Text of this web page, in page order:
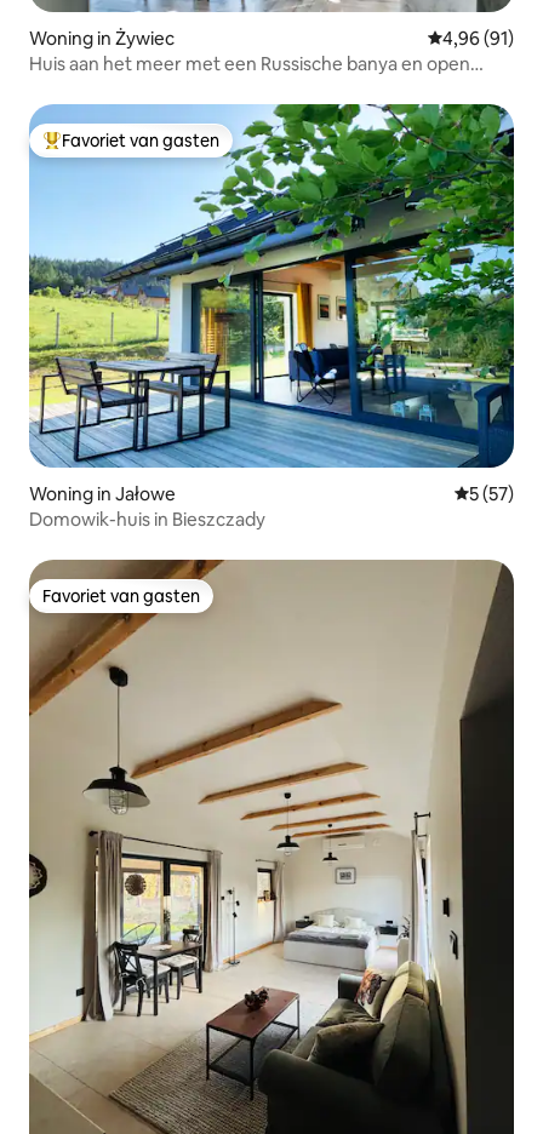
Woning in Żywiec Gemiddelde
4,96 (91)
Huis aan het meer met een Russische banya en open
Topfavoriet van gasten
Favoriet van gasten
Woning in Jałowe
5 (57)
Domowik-huis in Bieszczady
Favoriet van gasten
Favoriet van gasten